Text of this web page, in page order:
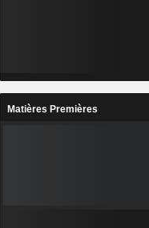
Matières Premières